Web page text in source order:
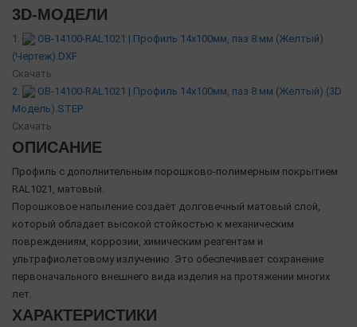
3D-МОДЕЛИ
1.
OB-14100-RAL1021 | Профиль 14х100мм, паз 8 мм (Желтый)
(Чертеж).DXF
Скачать
2.
OB-14100-RAL1021 | Профиль 14х100мм, паз 8 мм (Желтый) (3D
Модель).STEP
Скачать
ОПИСАНИЕ
Профиль с дополнительным порошково-полимерным покрытием
RAL1021, матовый.
Порошковое напыление создаёт долговечный матовый слой,
который обладает высокой стойкостью к механическим
повреждениям, коррозии, химическим реагентам и
ультрафиолетовому излучению. Это обеспечивает сохранение
первоначального внешнего вида изделия на протяжении многих
лет.
ХАРАКТЕРИСТИКИ